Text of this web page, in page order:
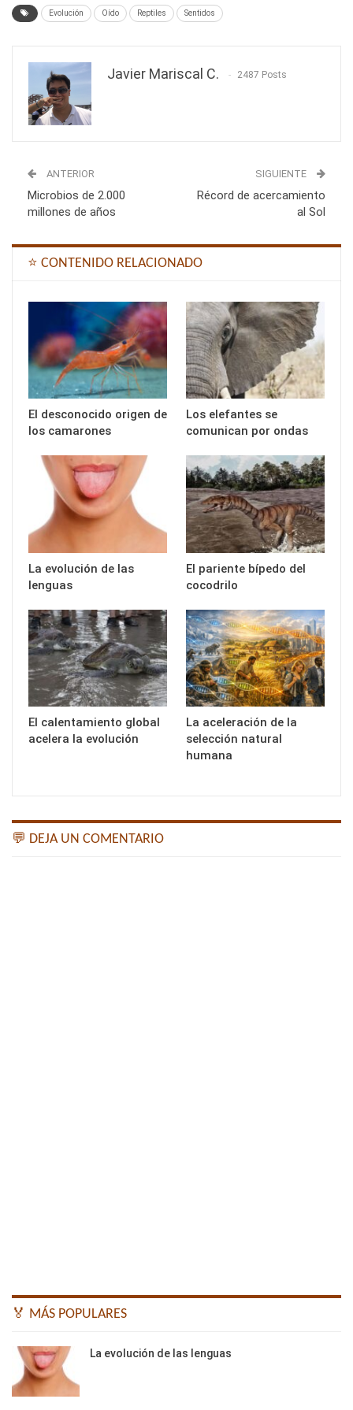
Evolución Oído Reptiles Sentidos
Javier Mariscal C. 2487 Posts
ANTERIOR
Microbios de 2.000
millones de años
SIGUIENTE
Récord de acercamiento
al Sol
⭐ CONTENIDO RELACIONADO
El desconocido origen de
los camarones
Los elefantes se
comunican por ondas
La evolución de las
lenguas
El pariente bípedo del
cocodrilo
El calentamiento global
acelera la evolución
La aceleración de la
selección natural
humana
💬 DEJA UN COMENTARIO
🏅 MÁS POPULARES
La evolución de las lenguas